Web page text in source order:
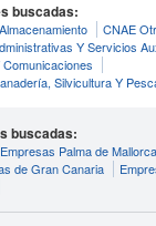
buscadas:
CNAE
Y Servicios
Silvicultura Y
buscadas:
Empresas Palma de Mallorca
de Gran Canaria